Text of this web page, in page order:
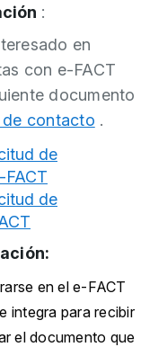
:
en
con e-FACT
documento
contacto .
de
de
en el e-FACT
integra para recibir
el documento que